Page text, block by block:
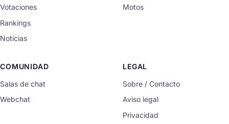
Votaciones
Rankings
Noticias
Motos
COMUNIDAD
Salas de chat
Webchat
LEGAL
Sobre / Contacto
Aviso legal
Privacidad